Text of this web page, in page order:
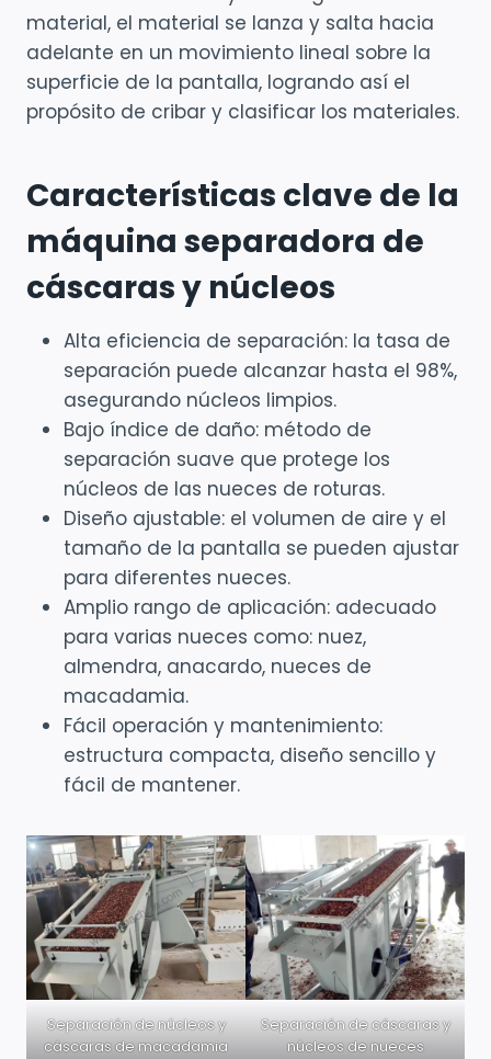
material, el material se lanza y salta hacia
adelante en un movimiento lineal sobre la
superficie de la pantalla, logrando así el
propósito de cribar y clasificar los materiales.
Características clave de la
máquina separadora de
cáscaras y núcleos
Alta eficiencia de separación: la tasa de
separación puede alcanzar hasta el 98%,
asegurando núcleos limpios.
Bajo índice de daño: método de
separación suave que protege los
núcleos de las nueces de roturas.
Diseño ajustable: el volumen de aire y el
tamaño de la pantalla se pueden ajustar
para diferentes nueces.
Amplio rango de aplicación: adecuado
para varias nueces como: nuez,
almendra, anacardo, nueces de
macadamia.
Fácil operación y mantenimiento:
estructura compacta, diseño sencillo y
fácil de mantener.
Separación de núcleos y
cáscaras de macadamia
Separación de cáscaras y
núcleos de nueces